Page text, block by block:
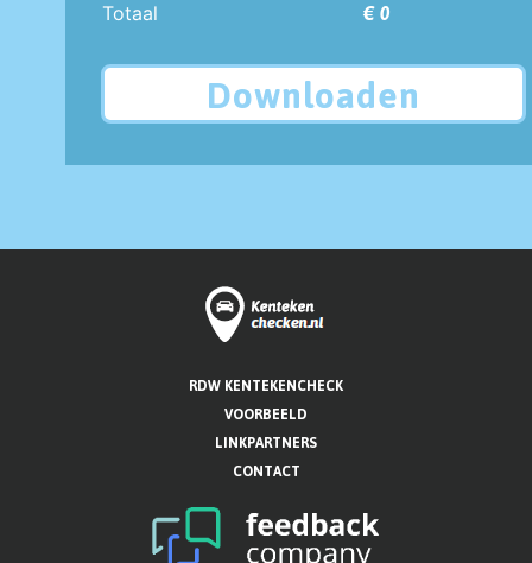
Totaal
€ 0
Downloaden
RDW KENTEKENCHECK
VOORBEELD
LINKPARTNERS
CONTACT